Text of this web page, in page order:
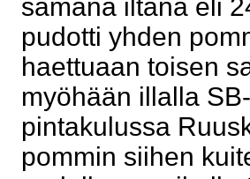
samana iltana eli
pudotti yhden
haettuaan toisen
myöhään illalla
pintakulussa
pommin siihen